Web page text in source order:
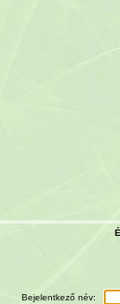
Bejelentkező név: